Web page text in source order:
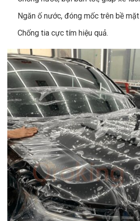
Ngăn ố nước, đóng mốc trên bề mặt
Chống tia cực tím hiệu quả.